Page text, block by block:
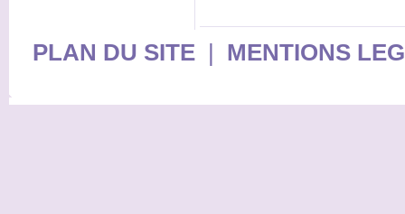
PLAN DU SITE| MENTIONS